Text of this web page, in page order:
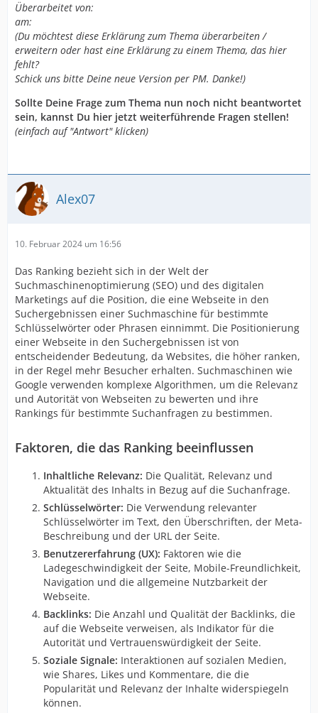
Überarbeitet von:
am:
(Du möchtest diese Erklärung zum Thema überarbeiten /
erweitern oder hast eine Erklärung zu einem Thema, das hier
fehlt?
Schick uns bitte Deine neue Version per PM. Danke!)
Sollte Deine Frage zum Thema nun noch nicht beantwortet
sein, kannst Du hier jetzt weiterführende Fragen stellen!
(einfach auf "Antwort" klicken)
Alex07
10. Februar 2024 um 16:56
Das Ranking bezieht sich in der Welt der
Suchmaschinenoptimierung (SEO) und des digitalen
Marketings auf die Position, die eine Webseite in den
Suchergebnissen einer Suchmaschine für bestimmte
Schlüsselwörter oder Phrasen einnimmt. Die Positionierung
einer Webseite in den Suchergebnissen ist von
entscheidender Bedeutung, da Websites, die höher ranken,
in der Regel mehr Besucher erhalten. Suchmaschinen wie
Google verwenden komplexe Algorithmen, um die Relevanz
und Autorität von Webseiten zu bewerten und ihre
Rankings für bestimmte Suchanfragen zu bestimmen.
Faktoren, die das Ranking beeinflussen
Inhaltliche Relevanz: Die Qualität, Relevanz und
Aktualität des Inhalts in Bezug auf die Suchanfrage.
Schlüsselwörter: Die Verwendung relevanter
Schlüsselwörter im Text, den Überschriften, der Meta-
Beschreibung und der URL der Seite.
Benutzererfahrung (UX): Faktoren wie die
Ladegeschwindigkeit der Seite, Mobile-Freundlichkeit,
Navigation und die allgemeine Nutzbarkeit der
Webseite.
Backlinks: Die Anzahl und Qualität der Backlinks, die
auf die Webseite verweisen, als Indikator für die
Autorität und Vertrauenswürdigkeit der Seite.
Soziale Signale: Interaktionen auf sozialen Medien,
wie Shares, Likes und Kommentare, die die
Popularität und Relevanz der Inhalte widerspiegeln
können.